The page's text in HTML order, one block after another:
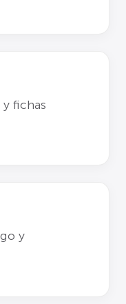
fichas
y